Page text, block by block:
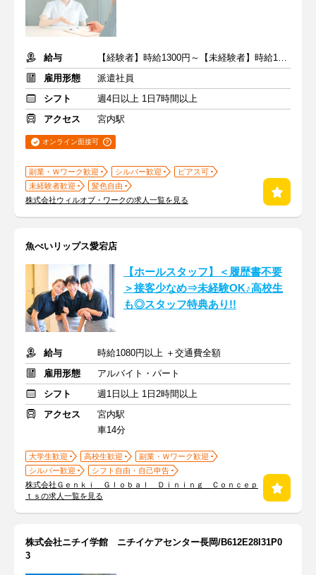
給与
【経験者】時給1300円～【未経験者】時給1200円～ ＋交通費
雇用形態
派遣社員
シフト
週4日以上 1日7時間以上
アクセス
宮内駅
オンライン面接可
副業・Ｗワーク歓迎 シルバー歓迎
ピアス可
未経験者歓迎
髪色自由
株式会社ウィルオブ・ワークの求人一覧を見る
魚べいリップス愛宕店
【ホールスタッフ】＜履歴書不要
＞接客少なめ⇒未経験OK♪高校生
も◎スタッフ特典あり!!
給与
時給1080円以上 ＋交通費全額
雇用形態
アルバイト・パート
シフト
週1日以上 1日2時間以上
アクセス
宮内駅
車14分
大学生歓迎 高校生歓迎
副業・Ｗワーク歓迎
シルバー歓迎
シフト自由・自己申告
株式会社Ｇｅｎｋｉ Ｇｌｏｂａｌ Ｄｉｎｉｎｇ Ｃｏｎｃｅｐ
ｔｓの求人一覧を見る
株式会社ニチイ学館 ニチイケアセンター長岡/B612E28I31P0
3